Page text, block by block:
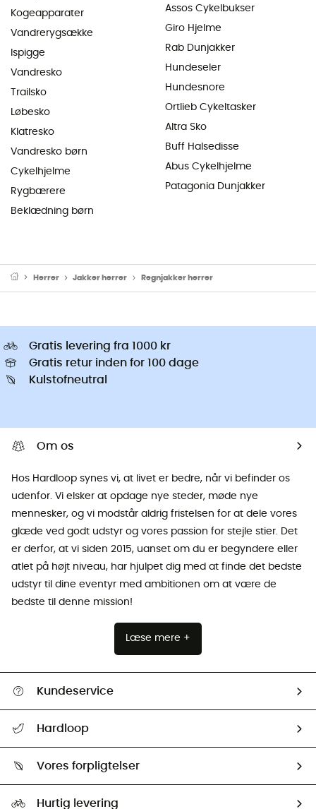
Kogeapparater
Vandrerygsække
Ispigge
Vandresko
Trailsko
Løbesko
Klatresko
Vandresko børn
Cykelhjelme
Rygbærere
Beklædning børn
Assos Cykelbukser
Giro Hjelme
Rab Dunjakker
Hundeseler
Hundesnore
Ortlieb Cykeltasker
Altra Sko
Buff Halsedisse
Abus Cykelhjelme
Patagonia Dunjakker
Herrer Jakker herrer Regnjakker herrer
Gratis levering fra 1000 kr
Gratis retur inden for 100 dage
Kulstofneutral
Om os
Hos Hardloop synes vi, at livet er bedre, når vi befinder os
udenfor. Vi elsker at opdage nye steder, møde nye
mennesker, og vi modstår aldrig fristelsen for at dele vores
glæde ved godt udstyr og vores passion for stejle stier. Det
er derfor, at vi siden 2015, uanset om du er begyndere eller
atlet på højt niveau, har hjulpet dig med at finde det bedste
udstyr til dine eventyr med ambitionen om at være de
bedste til denne mission!
Læse mere +
Kundeservice
Returnering & Tilbagebetaling
Hardloop
Our ambassadors
Vores forpligtelser
Hurtig levering